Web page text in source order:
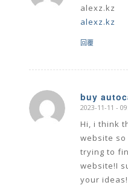
alexz.kz
alexz.kz
回覆
buy
says:
2023-11-11 -
Hi, i think
website
trying to
website!I
your